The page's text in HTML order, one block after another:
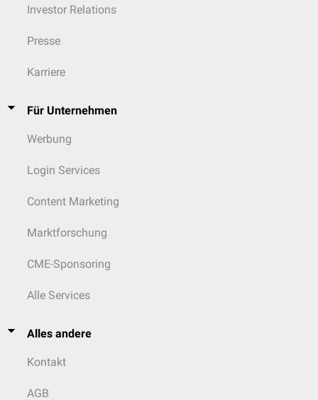
Investor Relations
Presse
Karriere
Für Unternehmen
Werbung
Login Services
Content Marketing
Marktforschung
CME-Sponsoring
Alle Services
Alles andere
Kontakt
AGB